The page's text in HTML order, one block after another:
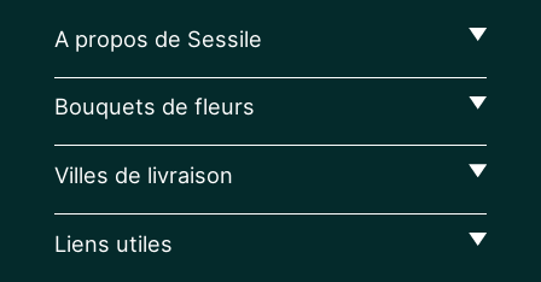
A propos de Sessile
Bouquets de fleurs
Villes de livraison
Liens utiles